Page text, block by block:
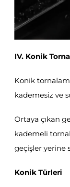
IV. Konik
Konik
kademesiz ve
Ortaya çıkan
kademeli
geçişler yerine
Konik Türleri